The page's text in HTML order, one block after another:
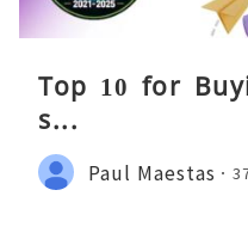
Top 10 for
s...
Paul Maestas